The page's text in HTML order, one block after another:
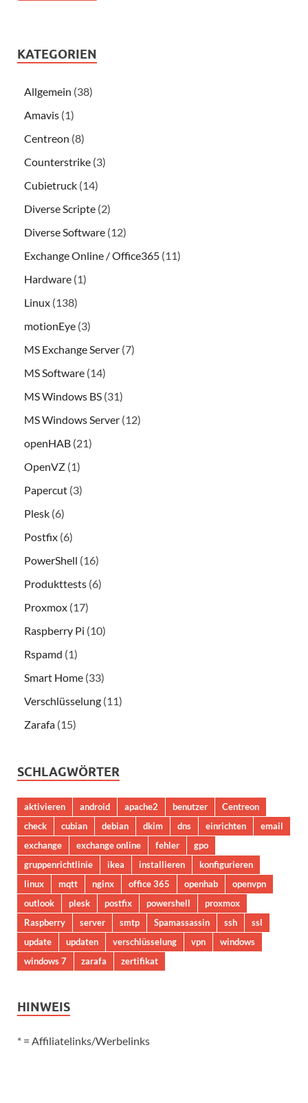
KATEGORIEN
Allgemein (38)
Amavis (1)
Centreon (8)
Counterstrike (3)
Cubietruck (14)
Diverse Scripte (2)
Diverse Software (12)
Exchange Online / Office365 (11)
Hardware (1)
Linux (138)
motionEye (3)
MS Exchange Server (7)
MS Software (14)
MS Windows BS (31)
MS Windows Server (12)
openHAB (21)
OpenVZ (1)
Papercut (3)
Plesk (6)
Postfix (6)
PowerShell (16)
Produkttests (6)
Proxmox (17)
Raspberry Pi (10)
Rspamd (1)
Smart Home (33)
Verschlüsselung (11)
Zarafa (15)
SCHLAGWÖRTER
aktivieren android apache2 benutzer
Centreon
check
cubian debian dkim dns einrichten
email
exchange
exchange online fehler
gpo
gruppenrichtlinie
ikea installieren
konfigurieren
linux
mqtt nginx office 365 openhab
openvpn
outlook
plesk postfix powershell
proxmox
Raspberry
server smtp Spamassassin ssh
ssl
update
updaten verschlüsselung vpn
windows
windows 7
zarafa zertifikat
HINWEIS
* = Affiliatelinks/Werbelinks